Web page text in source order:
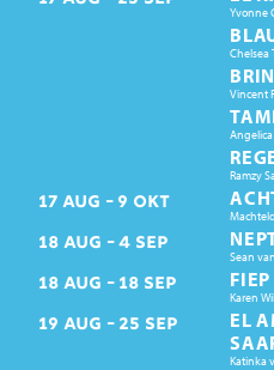
Yvonne
Chelsea
Vincent
Ramzy
17 AUG 9 OKT
18 AUG 4 SEP
Sean
18 AUG 18 SEP
Karen
19 AUG 25 SEP
EL
Katinka